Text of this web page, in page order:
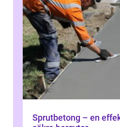
Sprutbetong – en